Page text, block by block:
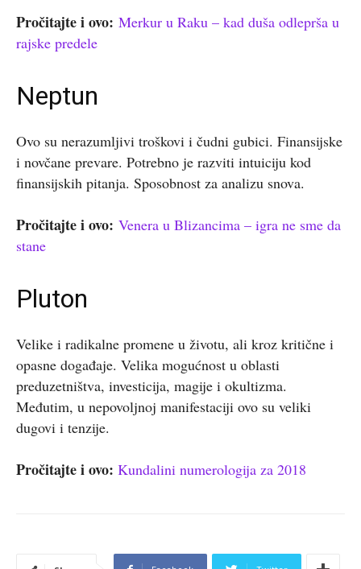
Pročitajte i ovo: Merkur u Raku – kad duša odleprša u
rajske predele
Neptun
Ovo su nerazumljivi troškovi i čudni gubici. Finansijske
i novčane prevare. Potrebno je razviti intuiciju kod
finansijskih pitanja. Sposobnost za analizu snova.
Pročitajte i ovo: Venera u Blizancima – igra ne sme da
stane
Pluton
Velike i radikalne promene u životu, ali kroz kritične i
opasne događaje. Velika mogućnost u oblasti
preduzetništva, investicija, magije i okultizma.
Međutim, u nepovoljnoj manifestaciji ovo su veliki
dugovi i tenzije.
Pročitajte i ovo: Kundalini numerologija za 2018